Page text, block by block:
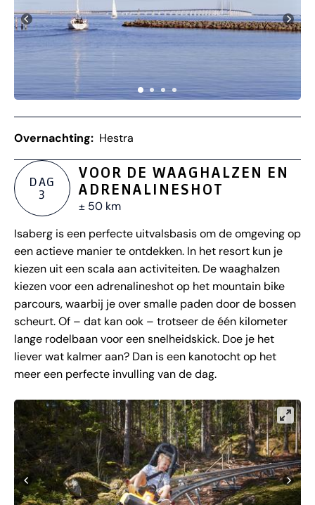
Overnachting: Hestra
DAG
3
VOOR DE WAAGHALZEN EN
ADRENALINESHOT
± 50 km
Isaberg is een perfecte uitvalsbasis om de omgeving op
een actieve manier te ontdekken. In het resort kun je
kiezen uit een scala aan activiteiten. De waaghalzen
kiezen voor een adrenalineshot op het mountain bike
parcours, waarbij je over smalle paden door de bossen
scheurt. Of – dat kan ook – trotseer de één kilometer
lange rodelbaan voor een snelheidskick. Doe je het
liever wat kalmer aan? Dan is een kanotocht op het
meer een perfecte invulling van de dag.